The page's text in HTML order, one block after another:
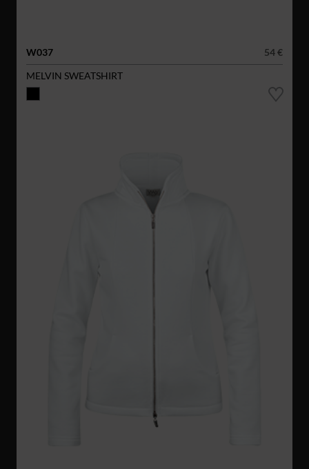
W037
54 €
MELVIN SWEATSHIRT